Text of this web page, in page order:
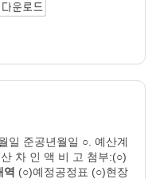
일 준공년월일 ○. 예산계
차 인 액 비 고 첨부:(○)
역 (○)예정공정표 (○)현장